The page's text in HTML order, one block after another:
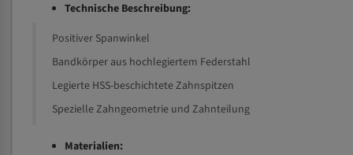
Technische Beschreibung:
Positiver Spanwinkel
Bandkörper aus hochlegiertem Federstahl
Legierte HSS-beschichtete Zahnspitzen
Spezielle Zahngeometrie und Zahnteilung
Materialien: